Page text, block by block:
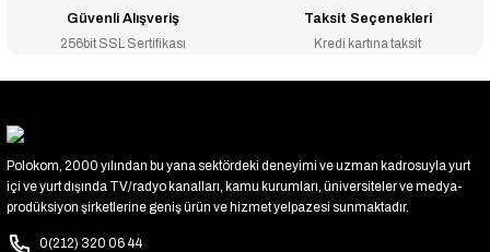
Güvenli Alışveriş
256bit SSL Sertifikası
Taksit Seçenekleri
Kredi kartına taksit
Polokom, 2000 yılından bu yana sektördeki deneyimi ve uzman kadrosuyla yurt
içi ve yurt dışında TV/radyo kanalları, kamu kurumları, üniversiteler ve medya-
prodüksiyon şirketlerine geniş ürün ve hizmet yelpazesi sunmaktadır.
0(212) 320 06 44